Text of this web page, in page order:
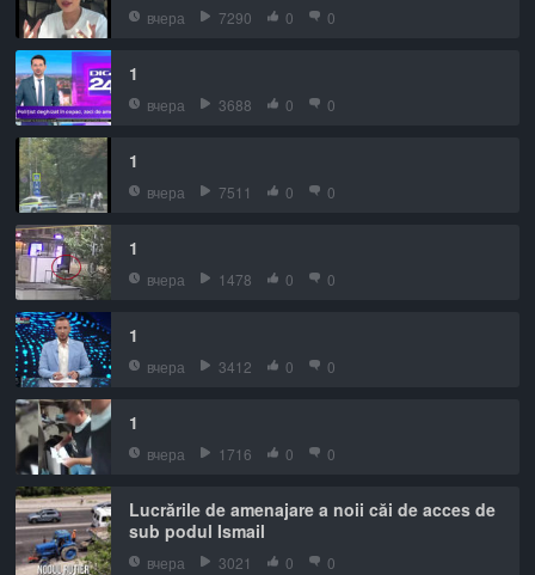
вчера 7290 0 0
1
вчера 3688 0 0
1
вчера 7511 0 0
1
вчера 1478 0 0
1
вчера 3412 0 0
1
вчера 1716 0 0
Lucrările de amenajare a noii căi de acces de
sub podul Ismail
вчера 3021 0 0